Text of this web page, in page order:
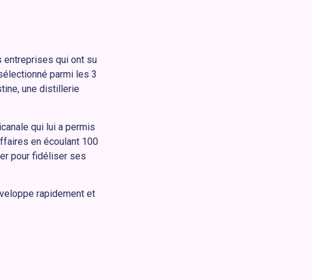
entreprises qui ont su
parmi les 3
une distillerie
qui lui a permis
en écoulant 100
pour fidéliser ses
rapidement et